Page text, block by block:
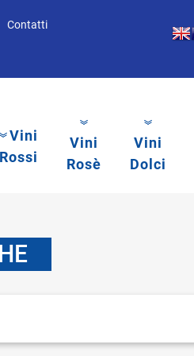
Contatti
Vini
Rossi
Vini
Rosè
Vini
Dolci